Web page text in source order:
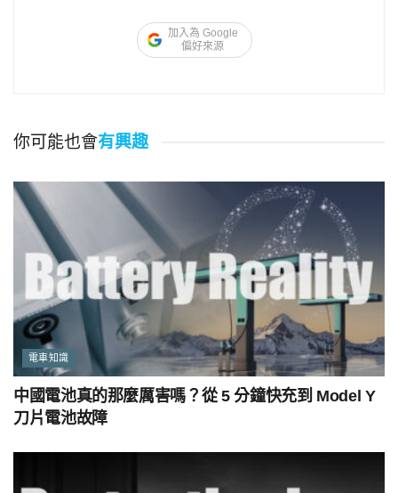
加入為 Google
偏好來源
你可能也會有興趣
電車知識
中國電池真的那麼厲害嗎？從 5 分鐘快充到 Model Y
刀片電池故障